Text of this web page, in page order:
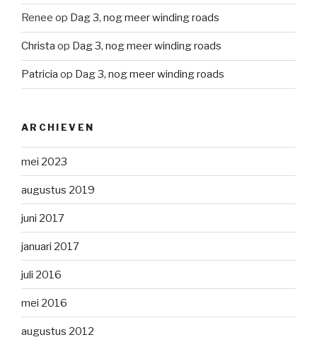
Renee op Dag 3, nog meer winding roads
Christa op Dag 3, nog meer winding roads
Patricia op Dag 3, nog meer winding roads
ARCHIEVEN
mei 2023
augustus 2019
juni 2017
januari 2017
juli 2016
mei 2016
augustus 2012